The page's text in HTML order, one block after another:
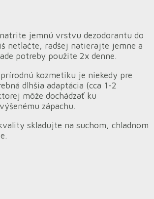
jemnú vrstvu dezodorantu do
netlačte, radšej natierajte jemne a
potreby použite 2x denne.
kozmetiku je niekedy pre
dlhšia adaptácia (cca 1-2
môže dochádzať ku
zápachu.
skladujte na suchom, chladnom